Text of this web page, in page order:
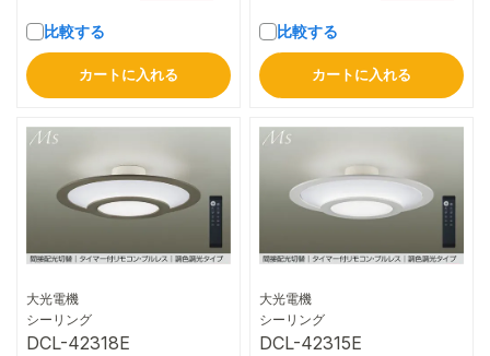
比較する
カートに入れる
比較する
カートに入れる
大光電機
シーリング
DCL-42318E
大光電機
シーリング
DCL-42315E